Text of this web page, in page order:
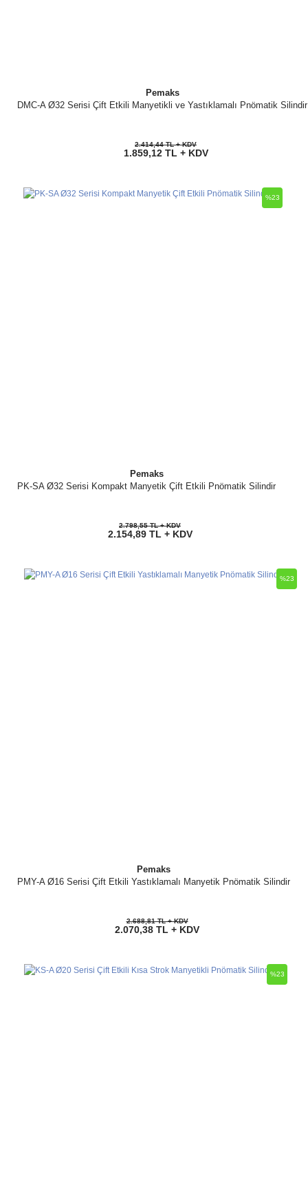
Pemaks
DMC-A Ø32 Serisi Çift Etkili Manyetikli ve Yastıklamalı Pnömatik Silindir
2.414,44 TL + KDV
1.859,12 TL + KDV
Pemaks
PK-SA Ø32 Serisi Kompakt Manyetik Çift Etkili Pnömatik Silindir
%23
2.798,55 TL + KDV
2.154,89 TL + KDV
Pemaks
PMY-A Ø16 Serisi Çift Etkili Yastıklamalı Manyetik Pnömatik Silindir
%23
2.688,81 TL + KDV
2.070,38 TL + KDV
%23